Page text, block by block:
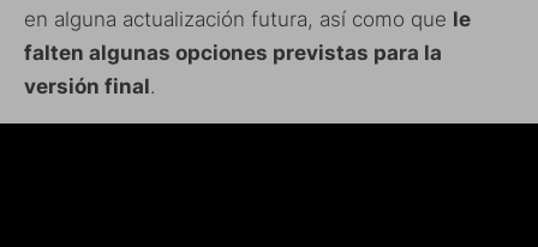
en alguna actualización futura, así como que le
falten algunas opciones previstas para la
versión final.